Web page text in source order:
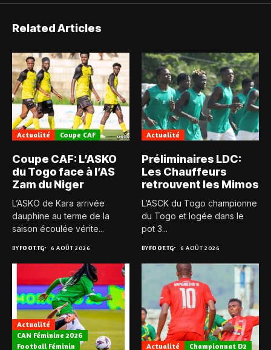
Related Articles
Actualité Coupe CAF
Coupe CAF: L’ASKO
du Togo face à l’AS
Zam du Niger
L’ASKO de Kara arrivée
dauphine au terme de la
saison écoulée vérite...
BYFOOT.TG 6 AOÛT 2026
Actualité
Préliminaires LDC:
Les Chauffeurs
retrouvent les Mimos
L’ASCK du Togo championne
du Togo et logée dans le
pot 3...
BYFOOT.TG 6 AOÛT 2026
Actualité
CAN Féminine 2026
Football Féminin
Actualité Championnat D2